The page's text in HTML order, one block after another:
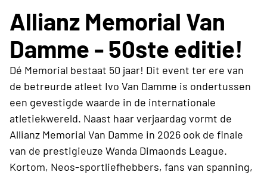
Allianz Memorial Van
Damme - 50ste editie!
Dé Memorial bestaat 50 jaar! Dit event ter ere van
de betreurde atleet Ivo Van Damme is ondertussen
een gevestigde waarde in de internationale
atletiekwereld. Naast haar verjaardag vormt de
Allianz Memorial Van Damme in 2026 ook de finale
van de prestigieuze Wanda Dimaonds League.
Kortom, Neos-sportliefhebbers, fans van spanning,